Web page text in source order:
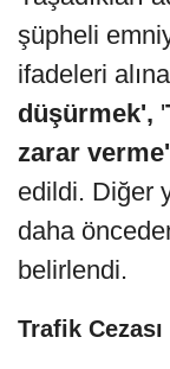
şüpheli
ifadeleri
düşürmek', '
zarar verme'
edildi. Diğer
daha
belirlendi.
Trafik Cezası